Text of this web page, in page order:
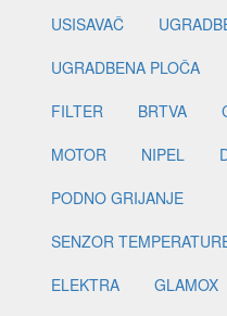
USISAVAČ
UGRADBENA PLOČA
FILTER
BRTVA
MOTOR
NIPEL
PODNO GRIJANJE
SENZOR
ELEKTRA
GLAMOX